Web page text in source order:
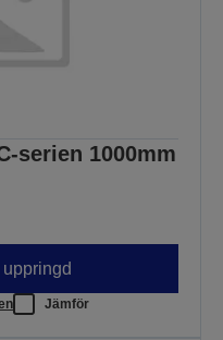
serien 1000mm
Jämför